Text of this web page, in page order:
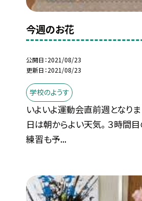
今週のお花
公開日 2021/08/23
更新日 2021/08/23
学校のようす
いよいよ運動会直前週となりま
日は朝からよい天気。 ３時間
練習も予...